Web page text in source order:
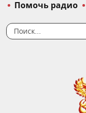
Помочь радио